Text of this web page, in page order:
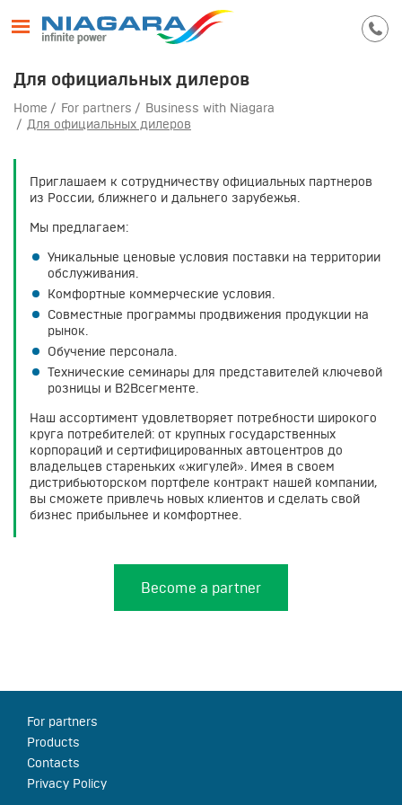
Для официальных дилеров
Home For partners
Business with Niagara
Для официальных дилеров
Приглашаем к сотрудничеству официальных партнеров
из России, ближнего и дальнего зарубежья.
Мы предлагаем:
Уникальные ценовые условия поставки на территории
обслуживания.
Комфортные коммерческие условия.
Совместные программы продвижения продукции на
рынок.
Обучение персонала.
Технические семинары для представителей ключевой
розницы и B2Bсегменте.
Наш ассортимент удовлетворяет потребности широкого
круга потребителей: от крупных государственных
корпораций и сертифицированных автоцентров до
владельцев стареньких «жигулей». Имея в своем
дистрибьюторском портфеле контракт нашей компании,
вы сможете привлечь новых клиентов и сделать свой
бизнес прибыльнее и комфортнее.
Become a partner
For partners
Products
Contacts
Privacy Policy